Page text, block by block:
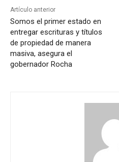
Artículo anterior
Somos el primer estado en
entregar escrituras y títulos
de propiedad de manera
masiva, asegura el
gobernador Rocha